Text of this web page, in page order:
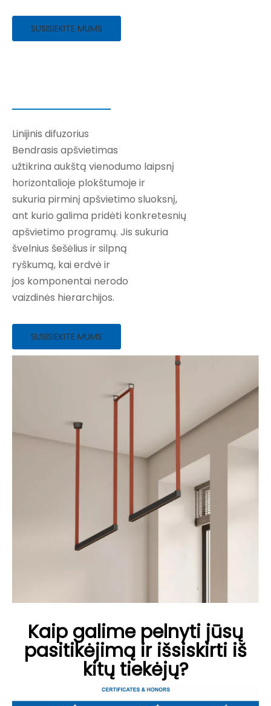
SUSISIEKITE MUMS
Linijinis difuzorius
Bendrasis apšvietimas
užtikrina aukštą vienodumo laipsnį
horizontalioje plokštumoje ir
sukuria pirminį apšvietimo sluoksnį,
ant kurio galima pridėti konkretesnių
apšvietimo programų. Jis sukuria
švelnius šešėlius ir silpną
ryškumą, kai erdvė ir
jos komponentai nerodo
vaizdinės hierarchijos.
SUSISIEKITE MUMS
Kaip galime pelnyti jūsų
pasitikėjimą ir išsiskirti iš
kitų tiekėjų?